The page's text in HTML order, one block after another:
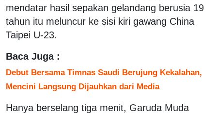
mendatar hasil sepakan gelandang berusia 19
tahun itu meluncur ke sisi kiri gawang China
Taipei U-23.
Baca Juga :
Debut Bersama Timnas Saudi Berujung Kekalahan,
Mencini Langsung Dijauhkan dari Media
Hanya berselang tiga menit, Garuda Muda